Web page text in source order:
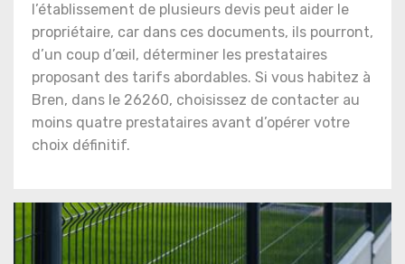
l’établissement de plusieurs devis peut aider le
propriétaire, car dans ces documents, ils pourront,
d’un coup d’œil, déterminer les prestataires
proposant des tarifs abordables. Si vous habitez à
Bren, dans le 26260, choisissez de contacter au
moins quatre prestataires avant d’opérer votre
choix définitif.